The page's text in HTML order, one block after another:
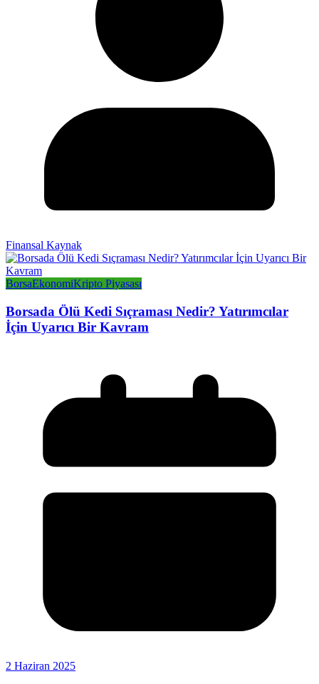
Finansal Kaynak
BorsaEkonomiKripto Piyasası
Borsada Ölü Kedi Sıçraması Nedir? Yatırımcılar
İçin Uyarıcı Bir Kavram
2 Haziran 2025